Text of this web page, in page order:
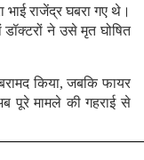
राजेंद्र घबरा गए थे।
ने उसे मृत घोषित
किया, जबकि फायर
पूरे मामले की गहराई से